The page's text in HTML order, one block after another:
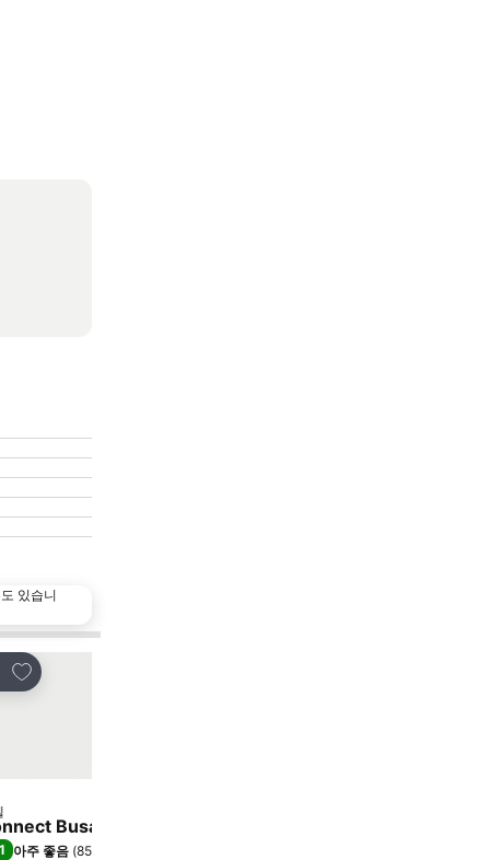
있습니
즐겨찾기에 추가
Busan Hotel & Residence
아주 좋음 (851개 평점